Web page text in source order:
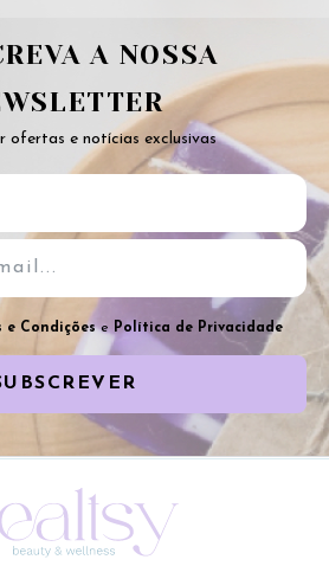
A NOSSA
ofertas e notícias exclusivas
e Condiçõese Política de Privacidade